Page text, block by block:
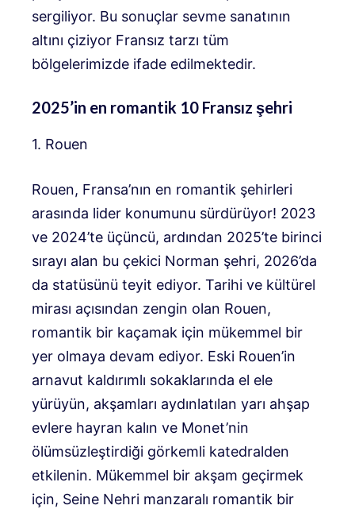
sergiliyor. Bu sonuçlar sevme sanatının
altını çiziyor Fransız tarzı tüm
bölgelerimizde ifade edilmektedir.
2025’in en romantik 10 Fransız şehri
1. Rouen
Rouen, Fransa’nın en romantik şehirleri
arasında lider konumunu sürdürüyor! 2023
ve 2024’te üçüncü, ardından 2025’te birinci
sırayı alan bu çekici Norman şehri, 2026’da
da statüsünü teyit ediyor. Tarihi ve kültürel
mirası açısından zengin olan Rouen,
romantik bir kaçamak için mükemmel bir
yer olmaya devam ediyor. Eski Rouen’in
arnavut kaldırımlı sokaklarında el ele
yürüyün, akşamları aydınlatılan yarı ahşap
evlere hayran kalın ve Monet’nin
ölümsüzleştirdiği görkemli katedralden
etkilenin. Mükemmel bir akşam geçirmek
için, Seine Nehri manzaralı romantik bir